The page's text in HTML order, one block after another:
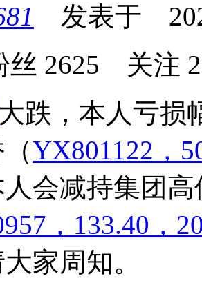
发表于
2625 关注
大跌，本人亏损
（YX801122，
会减持集团
，133.40，
大家周知。